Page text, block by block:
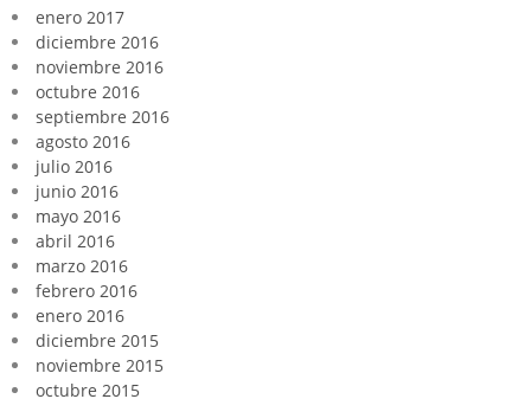
enero 2017
diciembre 2016
noviembre 2016
octubre 2016
septiembre 2016
agosto 2016
julio 2016
junio 2016
mayo 2016
abril 2016
marzo 2016
febrero 2016
enero 2016
diciembre 2015
noviembre 2015
octubre 2015